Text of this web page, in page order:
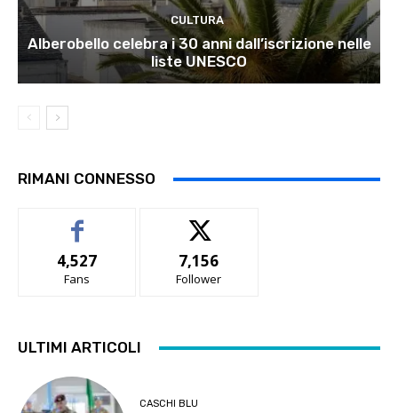
CULTURA
Alberobello celebra i 30 anni dall’iscrizione nelle
liste UNESCO
RIMANI CONNESSO
4,527
Fans
7,156
Follower
ULTIMI ARTICOLI
CASCHI BLU